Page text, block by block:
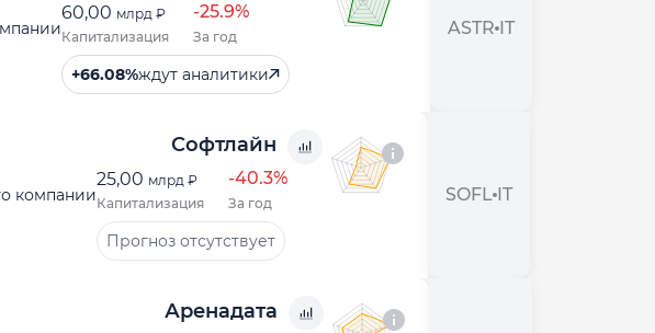
60,00 млрд ₽ -25.9%
Капитализация За год
+66.08%ждут аналитики
ASTR IT
Софтлайн
25,00 млрд ₽ -40.3%
Капитализация За год
Прогноз отсутствует
SOFL IT
Аренадата